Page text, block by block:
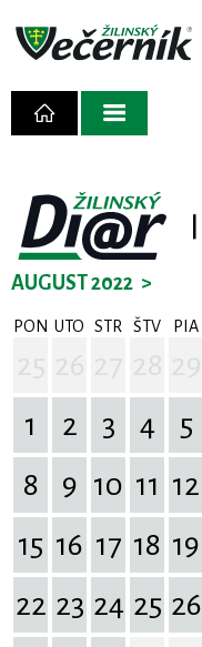
AUGUST 2022 >
PON UTO STR ŠTV PIA
1
2 3 4 5
8
9 10 11 12
15 16 17 18 19
22 23 24 25 26